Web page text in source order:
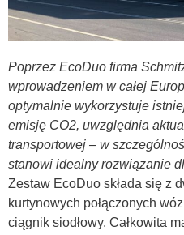
Poprzez EcoDuo firma
wprowadzeniem w całej
optymalnie wykorzystuje
emisję CO2, uwzględnia
transportowej – w
stanowi idealny rozwiązanie
Zestaw EcoDuo składa się z
kurtynowych połączonych
ciągnik siodłowy. Całkowita